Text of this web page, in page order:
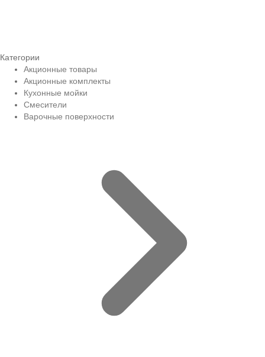
Категории
Акционные товары
Акционные комплекты
Кухонные мойки
Смесители
Варочные поверхности